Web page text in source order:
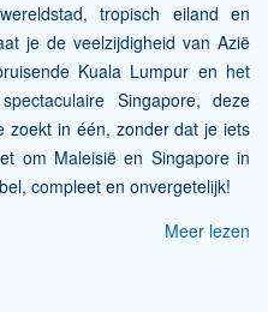
tropisch eiland en
je de veelzijdigheid van Azië
Kuala Lumpur en het
Singapore, deze
zoekt in één, zonder dat je iets
om Maleisië en Singapore in
compleet en onvergetelijk!
Meer lezen